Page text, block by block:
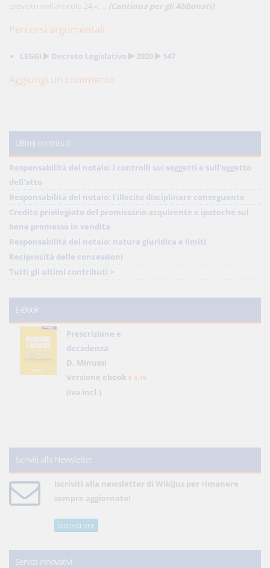
previsto nell'articolo 24.»; ... (Continua per gli Abbonati)
Percorsi argomentali
LEGGI Decreto Legislativo 2020 147
Aggiungi un commento
Ultimi contributi
Responsabilità del notaio: i controlli sui soggetti e sull'oggetto
dell'atto
Responsabilità del notaio: l'illecito disciplinare conseguente
Credito privilegiato del promissario acquirente e ipoteche sul
bene promesso in vendita
Responsabilità del notaio: natura giuridica e limiti
Reciprocità delle concessioni
Tutti gli ultimi contributi >
E-Book
Prescrizione e
decadenza
D. Minussi
Versione ebook € 4,19
(iva incl.)
Iscriviti alla Newsletter
Iscriviti alla newsletter di WikiJus per rimanere
sempre aggiornato!
Iscriviti ora
Servizi innovativi